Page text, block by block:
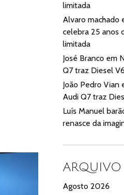
limitada
Alvaro machado
celebra 25 anos
limitada
José Branco em
Q7 traz Diesel
João Pedro Vian
Audi Q7 traz
Luís Manuel
renasce da
ARQUIVO
Agosto 2026